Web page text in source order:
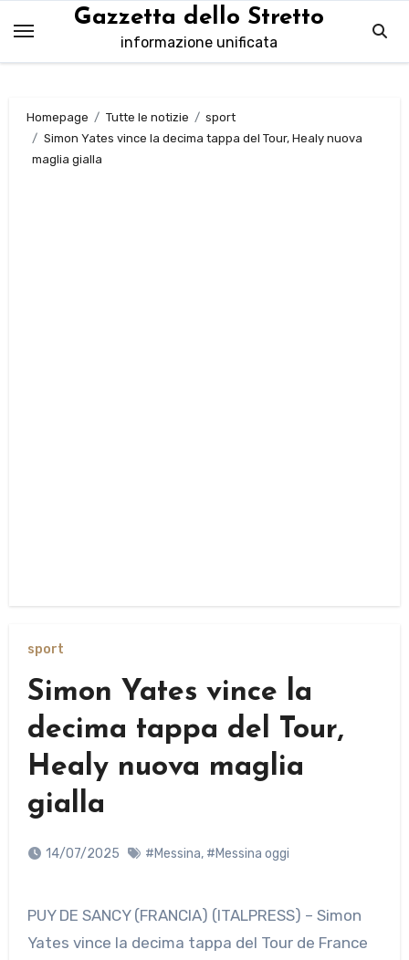
contenuto
Gazzetta dello Stretto
informazione unificata
Homepage Tutte le notizie
sport
Simon Yates vince la decima tappa del Tour, Healy nuova
maglia gialla
sport
Simon Yates vince la
decima tappa del Tour,
Healy nuova maglia
gialla
14/07/2025 #Messina, #Messina oggi
PUY DE SANCY (FRANCIA) (ITALPRESS) – Simon
Yates vince la decima tappa del Tour de France